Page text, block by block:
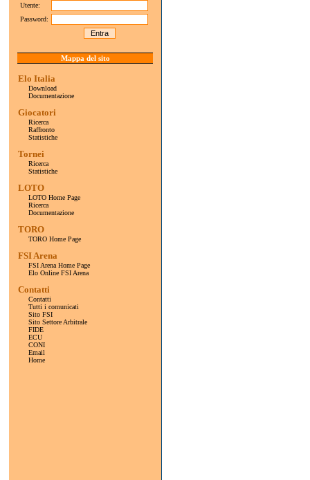
Utente:
Password:
Mappa del sito
Elo Italia
Download
Documentazione
Giocatori
Ricerca
Raffronto
Statistiche
Tornei
Ricerca
Statistiche
LOTO
LOTO Home Page
Ricerca
Documentazione
TORO
TORO Home Page
FSI Arena
FSI Arena Home Page
Elo Online FSI Arena
Contatti
Contatti
Tutti i comunicati
Sito FSI
Sito Settore Arbitrale
FIDE
ECU
CONI
Email
Home